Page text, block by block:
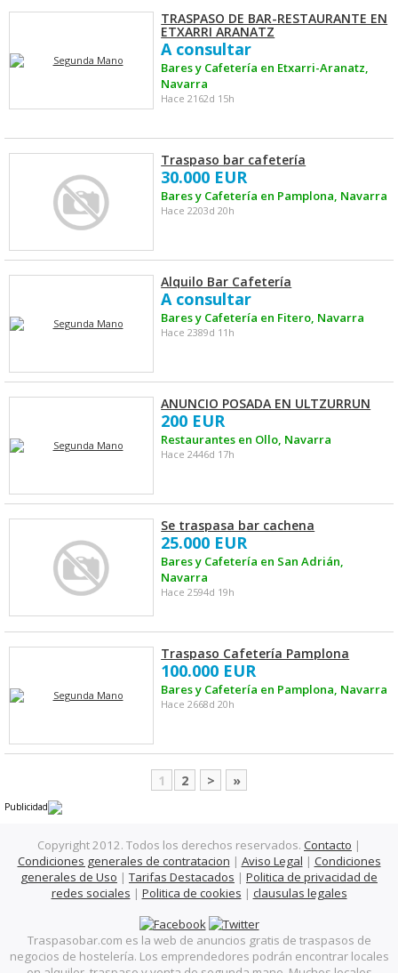
TRASPASO DE BAR-RESTAURANTE EN
ETXARRI ARANATZ
A consultar
Bares y Cafetería en Etxarri-Aranatz,
Navarra
Hace 2162d 15h
Traspaso bar cafetería
30.000 EUR
Bares y Cafetería en Pamplona, Navarra
Hace 2203d 20h
Alquilo Bar Cafetería
A consultar
Bares y Cafetería en Fitero, Navarra
Hace 2389d 11h
ANUNCIO POSADA EN ULTZURRUN
200 EUR
Restaurantes en Ollo, Navarra
Hace 2446d 17h
Se traspasa bar cachena
25.000 EUR
Bares y Cafetería en San Adrián,
Navarra
Hace 2594d 19h
Traspaso Cafetería Pamplona
100.000 EUR
Bares y Cafetería en Pamplona, Navarra
Hace 2668d 20h
1 2 > »
Publicidad
Copyright 2012. Todos los derechos reservados. Contacto |
Condiciones generales de contratacion | Aviso Legal | Condiciones
generales de Uso | Tarifas Destacados | Politica de privacidad de
redes sociales | Politica de cookies | clausulas legales
Traspasobar.com es la web de anuncios gratis de traspasos de
negocios de hostelería. Los emprendedores podrán encontrar locales